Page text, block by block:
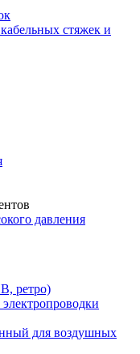
стяжек и
давления
ретро)
для воздушных